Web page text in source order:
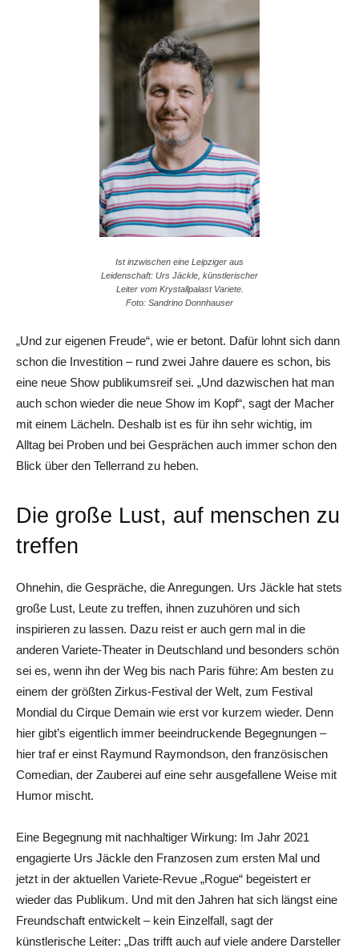
Ist inzwischen eine Leipziger aus
Leidenschaft: Urs Jäckle, künstlerischer
Leiter vom Krystallpalast Variete.
Foto: Sandrino Donnhauser
„Und zur eigenen Freude“, wie er betont. Dafür lohnt sich dann
schon die Investition – rund zwei Jahre dauere es schon, bis
eine neue Show publikumsreif sei. „Und dazwischen hat man
auch schon wieder die neue Show im Kopf“, sagt der Macher
mit einem Lächeln. Deshalb ist es für ihn sehr wichtig, im
Alltag bei Proben und bei Gesprächen auch immer schon den
Blick über den Tellerrand zu heben.
Die große Lust, auf menschen zu
treffen
Ohnehin, die Gespräche, die Anregungen. Urs Jäckle hat stets
große Lust, Leute zu treffen, ihnen zuzuhören und sich
inspirieren zu lassen. Dazu reist er auch gern mal in die
anderen Variete-Theater in Deutschland und besonders schön
sei es, wenn ihn der Weg bis nach Paris führe: Am besten zu
einem der größten Zirkus-Festival der Welt, zum Festival
Mondial du Cirque Demain wie erst vor kurzem wieder. Denn
hier gibt’s eigentlich immer beeindruckende Begegnungen –
hier traf er einst Raymund Raymondson, den französischen
Comedian, der Zauberei auf eine sehr ausgefallene Weise mit
Humor mischt.
Eine Begegnung mit nachhaltiger Wirkung: Im Jahr 2021
engagierte Urs Jäckle den Franzosen zum ersten Mal und
jetzt in der aktuellen Variete-Revue „Rogue“ begeistert er
wieder das Publikum. Und mit den Jahren hat sich längst eine
Freundschaft entwickelt – kein Einzelfall, sagt der
künstlerische Leiter: „Das trifft auch auf viele andere Darsteller